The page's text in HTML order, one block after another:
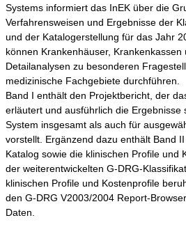
Systems informiert das InEK über die
Verfahrensweisen und Ergebnisse der
und der Katalogerstellung für das Jahr
können Krankenhäuser,
Detailanalysen zu besonderen
medizinische Fachgebiete durchführen.
Band I enthält den Projektbericht, der
erläutert und ausführlich die Ergebnisse
System insgesamt als auch für
vorstellt. Ergänzend dazu enthält Band
Katalog sowie die klinischen Profile und
der weiterentwickelten G-DRG-
klinischen Profile und Kostenprofile
den G-DRG V2003/2004 Report-
Daten.